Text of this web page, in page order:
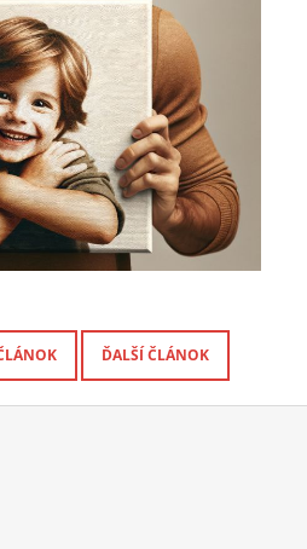
ĎALŠÍ ČLÁNOK